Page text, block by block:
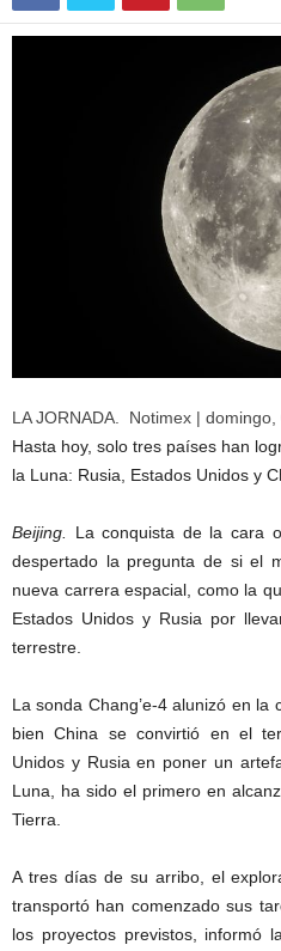
LA JORNADA. Notimex |
Hasta hoy, solo tres países han
la Luna: Rusia, Estados Unidos y
Beijing.
La conquista de la cara
despertado la pregunta de si el
nueva carrera espacial, como la
Estados Unidos y Rusia por
terrestre.
La sonda Chang’e-4 alunizó en
bien China se convirtió en el
Unidos y Rusia en poner un
Luna, ha sido el primero en
Tierra.
A tres días de su arribo, el
transportó han comenzado sus
los proyectos previstos, informó